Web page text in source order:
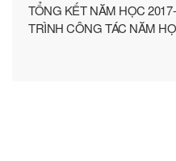
TỔNG KẾT NĂM HỌC
TRÌNH CÔNG TÁC NĂM